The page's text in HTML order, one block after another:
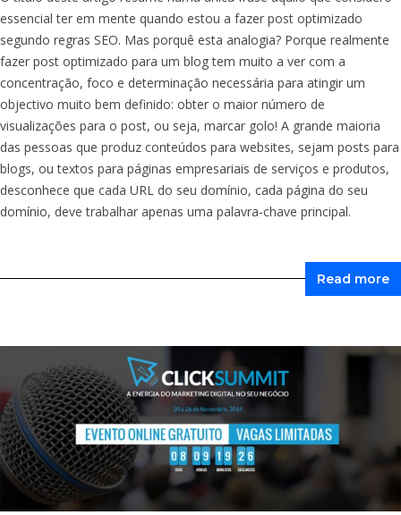
essencial ter em mente quando estou a fazer post optimizado
segundo regras SEO. Mas porquê esta analogia? Porque realmente
fazer post optimizado para um blog tem muito a ver com a
concentração, foco e determinação necessária para atingir um
objectivo muito bem definido: obter o maior número de
visualizações para o post, ou seja, marcar golo! A grande maioria
das pessoas que produz conteúdos para websites, sejam posts para
blogs, ou textos para páginas empresariais de serviços e produtos,
desconhece que cada URL do seu domínio, cada página do seu
domínio, deve trabalhar apenas uma palavra-chave principal.
Read more